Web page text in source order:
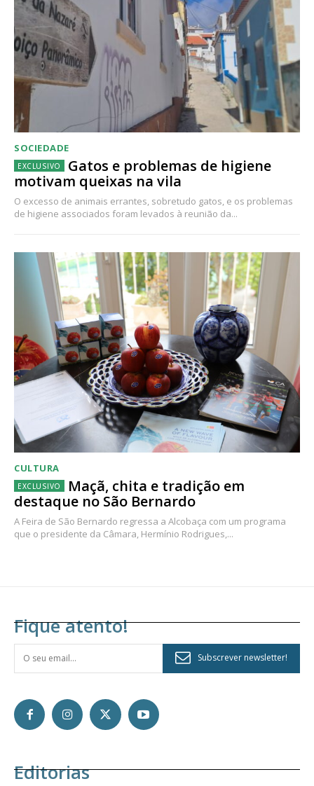
SOCIEDADE
Gatos e problemas de higiene
motivam queixas na vila
O excesso de animais errantes, sobretudo gatos, e os problemas
de higiene associados foram levados à reunião da...
CULTURA
Maçã, chita e tradição em
destaque no São Bernardo
A Feira de São Bernardo regressa a Alcobaça com um programa
que o presidente da Câmara, Hermínio Rodrigues,...
Fique atento!
Subscrever newsletter!
Editorias